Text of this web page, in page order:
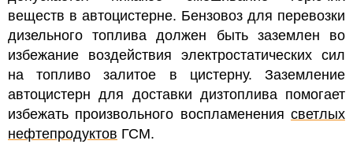
веществ в автоцистерне. Бензовоз для перевозки
дизельного топлива должен быть заземлен во
избежание воздействия электростатических сил
на топливо залитое в цистерну. Заземление
автоцистерн для доставки дизтоплива помогает
избежать произвольного воспламенения светлых
нефтепродуктов ГСМ.